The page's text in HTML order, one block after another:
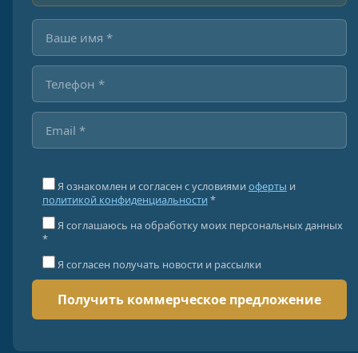
Я ознакомлен и согласен с условиями оферты и
политикой конфиденциальности *
Я соглашаюсь на обработку моих персональных данных
*
Я согласен получать новости и рассылки